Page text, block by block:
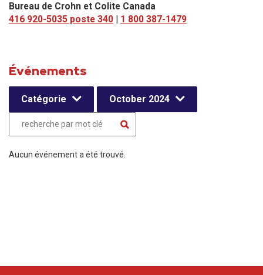
Bureau de Crohn et Colite Canada
416 920-5035 poste 340 | 1 800 387-1479
Événements
Catégorie October 2024
Aucun événement a été trouvé.